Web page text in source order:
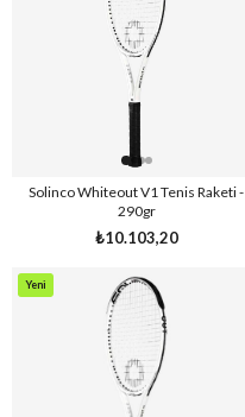
Solinco Whiteout V1 Tenis Raketi -
290gr
₺10.103,20
Yeni